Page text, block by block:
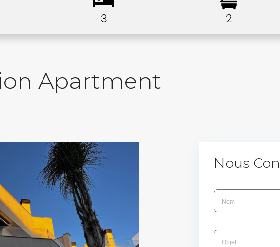
3 2
Apartment
Nous
Don't have an account?
Username
Password